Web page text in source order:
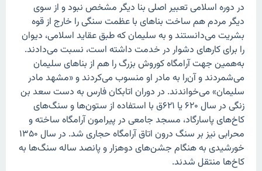
در دوره اسلامی تعبیر اصلی بنا دیگر مشخص نبود و از سوی
دیگر مردم هم ساخت بناهای با عظمت سنگی را خارج از قوه
بشریت می‌دانستند و به سلیمان که طبق عقاید اسلامی، دیوان
را برای کارهای دشوار در خدمت داشته است، نسبت می‌دادند.
به‌همین جهت آرامگاه کوروش بزرگ را هم از بناهای سلیمان
می‌شمردند و آن‌را به مادر او منسوب می‌کردند و «مشهد مادر
سلیمان» می‌خواندند. در دوران اتابکان فارس به دست سعد بن
زنگی در سال ۶۲۰ یا ۶۲۱ق با استفاده از ستون‌ها و سنگ‌های
کاخ‌های پاسارگاد، مسجد جامعی در پیرامون آرامگاه ساخته و
محرابی نیز بر سنگ درون اتاق آرامگاه حجاری شد. در سال ۱۳۵۰
خورشیدی به هنگام جشن‌های دوهزار و پانصد ساله سنگ‌ها به
کاخ‌ها منتقل شدند.